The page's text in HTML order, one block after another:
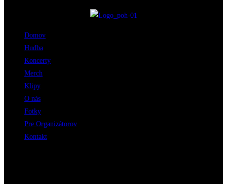
Domov
Hudba
Koncerty
Merch
Klipy
O nás
Fotky
Pre Organizátorov
Kontakt